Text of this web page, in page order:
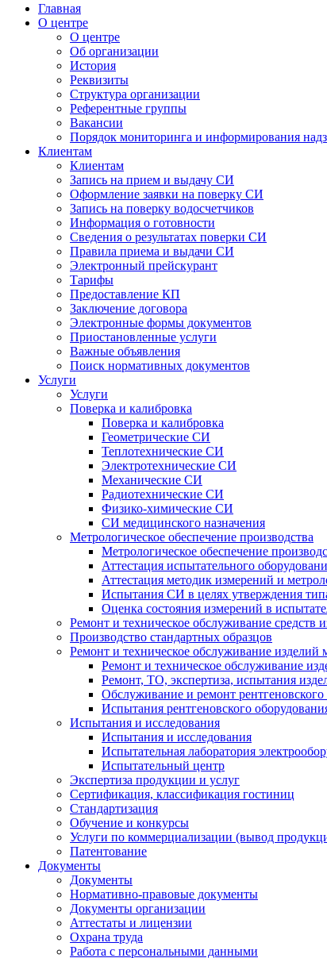
Главная
О центре
О центре
Об организации
История
Реквизиты
Структура организации
Референтные группы
Вакансии
Порядок мониторинга и информирования
Клиентам
Клиентам
Запись на прием и выдачу СИ
Оформление заявки на поверку СИ
Запись на поверку водосчетчиков
Информация о готовности
Сведения о результатах поверки СИ
Правила приема и выдачи СИ
Электронный прейскурант
Тарифы
Предоставление КП
Заключение договора
Электронные формы документов
Приостановленные услуги
Важные объявления
Поиск нормативных документов
Услуги
Услуги
Поверка и калибровка
Поверка и калибровка
Геометрические СИ
Теплотехнические СИ
Электротехнические СИ
Механические СИ
Радиотехнические СИ
Физико-химические СИ
СИ медицинского назначения
Метрологическое обеспечение производства
Метрологическое обеспечение
Аттестация испытательного
Аттестация методик измерений и
Испытания СИ в целях утверждения
Оценка состояния измерений в
Ремонт и техническое обслуживание средств
Производство стандартных образцов
Ремонт и техническое обслуживание
Ремонт и техническое обслуживание
Ремонт, ТО, экспертиза, испытания
Обслуживание и ремонт рентгеновского
Испытания рентгеновского
Испытания и исследования
Испытания и исследования
Испытательная лаборатория
Испытательный центр
Экспертиза продукции и услуг
Сертификация, классификация гостиниц
Стандартизация
Обучение и конкурсы
Услуги по коммерциализации (вывод
Патентование
Документы
Документы
Нормативно-правовые документы
Документы организации
Аттестаты и лицензии
Охрана труда
Работа с персональными данными